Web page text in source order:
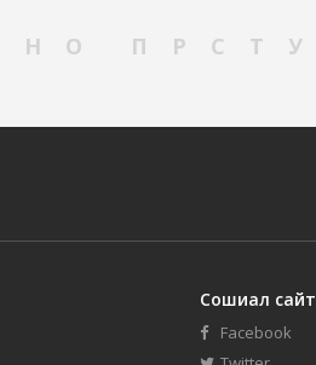
Н О П Р С Т У
Сошиал сайт
Facebook